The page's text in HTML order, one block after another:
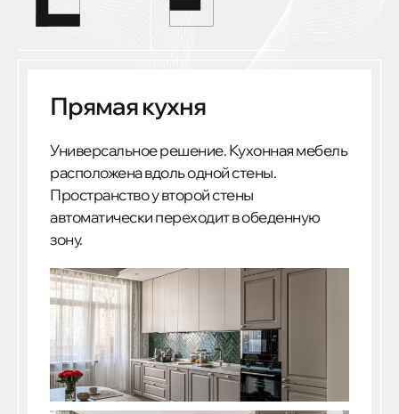
Прямая кухня
Универсальное решение. Кухонная мебель
расположена вдоль одной стены.
Пространство у второй стены
автоматически переходит в обеденную
зону.